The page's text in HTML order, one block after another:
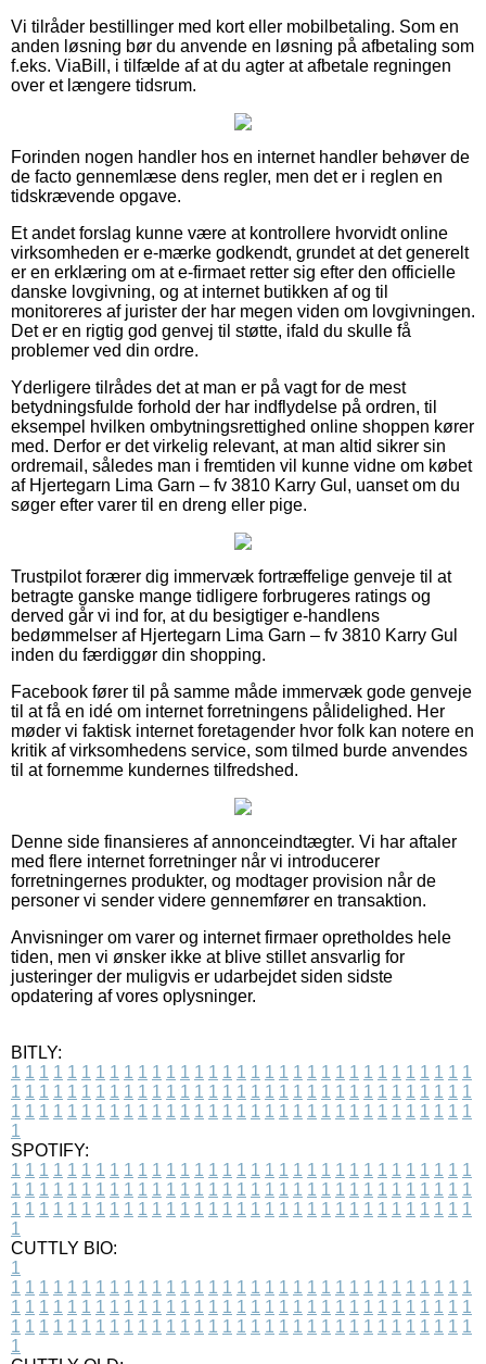
Vi tilråder bestillinger med kort eller mobilbetaling. Som en
anden løsning bør du anvende en løsning på afbetaling som
f.eks. ViaBill, i tilfælde af at du agter at afbetale regningen
over et længere tidsrum.
Forinden nogen handler hos en internet handler behøver de
de facto gennemlæse dens regler, men det er i reglen en
tidskrævende opgave.
Et andet forslag kunne være at kontrollere hvorvidt online
virksomheden er e-mærke godkendt, grundet at det generelt
er en erklæring om at e-firmaet retter sig efter den officielle
danske lovgivning, og at internet butikken af og til
monitoreres af jurister der har megen viden om lovgivningen.
Det er en rigtig god genvej til støtte, ifald du skulle få
problemer ved din ordre.
Yderligere tilrådes det at man er på vagt for de mest
betydningsfulde forhold der har indflydelse på ordren, til
eksempel hvilken ombytningsrettighed online shoppen kører
med. Derfor er det virkelig relevant, at man altid sikrer sin
ordremail, således man i fremtiden vil kunne vidne om købet
af Hjertegarn Lima Garn – fv 3810 Karry Gul, uanset om du
søger efter varer til en dreng eller pige.
Trustpilot forærer dig immervæk fortræffelige genveje til at
betragte ganske mange tidligere forbrugeres ratings og
derved går vi ind for, at du besigtiger e-handlens
bedømmelser af Hjertegarn Lima Garn – fv 3810 Karry Gul
inden du færdiggør din shopping.
Facebook fører til på samme måde immervæk gode genveje
til at få en idé om internet forretningens pålidelighed. Her
møder vi faktisk internet foretagender hvor folk kan notere en
kritik af virksomhedens service, som tilmed burde anvendes
til at fornemme kundernes tilfredshed.
Denne side finansieres af annonceindtægter. Vi har aftaler
med flere internet forretninger når vi introducerer
forretningernes produkter, og modtager provision når de
personer vi sender videre gennemfører en transaktion.
Anvisninger om varer og internet firmaer opretholdes hele
tiden, men vi ønsker ikke at blive stillet ansvarlig for
justeringer der muligvis er udarbejdet siden sidste
opdatering af vores oplysninger.
BITLY:
1 1 1 1 1 1 1 1 1 1 1 1 1 1 1 1 1 1 1 1 1 1 1 1 1 1 1 1 1 1 1 1 1
1 1 1 1 1 1 1 1 1 1 1 1 1 1 1 1 1 1 1 1 1 1 1 1 1 1 1 1 1 1 1 1 1
1 1 1 1 1 1 1 1 1 1 1 1 1 1 1 1 1 1 1 1 1 1 1 1 1 1 1 1 1 1 1 1 1
1
SPOTIFY:
1 1 1 1 1 1 1 1 1 1 1 1 1 1 1 1 1 1 1 1 1 1 1 1 1 1 1 1 1 1 1 1 1
1 1 1 1 1 1 1 1 1 1 1 1 1 1 1 1 1 1 1 1 1 1 1 1 1 1 1 1 1 1 1 1 1
1 1 1 1 1 1 1 1 1 1 1 1 1 1 1 1 1 1 1 1 1 1 1 1 1 1 1 1 1 1 1 1 1
1
CUTTLY BIO:
1
1 1 1 1 1 1 1 1 1 1 1 1 1 1 1 1 1 1 1 1 1 1 1 1 1 1 1 1 1 1 1 1 1
1 1 1 1 1 1 1 1 1 1 1 1 1 1 1 1 1 1 1 1 1 1 1 1 1 1 1 1 1 1 1 1 1
1 1 1 1 1 1 1 1 1 1 1 1 1 1 1 1 1 1 1 1 1 1 1 1 1 1 1 1 1 1 1 1 1
1